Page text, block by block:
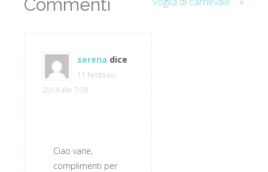
Commenti
serena dice
11 Febbraio
2014 alle 7:58
Ciao vane,
complimenti per